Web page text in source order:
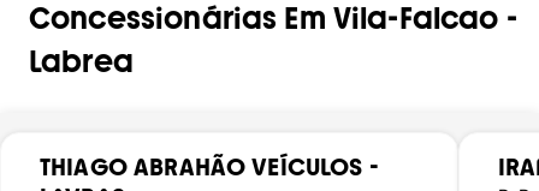
Concessionárias Em Vila-Falcao -
Labrea
THIAGO ABRAHÃO VEÍCULOS -